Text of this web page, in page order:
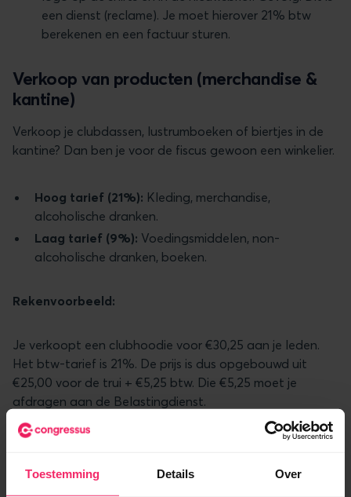
Toestemming Details Over
een dienst (reclame). Je moet hierover 21% btw
berekenen en een factuur sturen.
Verkoop van producten (merchandise &
kantine)
Verkoop je clubdassen, lustrumboeken of biertjes in de
kantine? Dan ben je voor de fiscus gewoon een winkelier.
Hoog tarief (21%): Kleding, merchandise,
alcoholische dranken.
Laag tarief (9%): Voedingsmiddelen, non-
alcoholische dranken, boeken.
Rekenvoorbeeld:
Je verkoopt een clubhoodie voor €30,25 aan je leden.
Het btw-tarief is 21%. De prijs is dus opgebouwd uit
€25,00 voor de trui + €5,25 btw. Die €5,25 moet je
afdragen aan de Belastingdienst.
Wat betekent dit voor jouw rol in het
bestuur?